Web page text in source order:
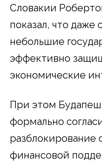
Словакии
показал, что даже
небольшие
эффективно
экономические
При этом
формально
разблокирование
финансовой